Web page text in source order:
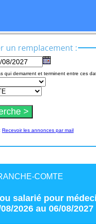
un remplacement :
qui demarrent et terminent entre ces
Recevoir les annonces par mail
COMTE
ou salarié pour
2026 au 06/08/2027